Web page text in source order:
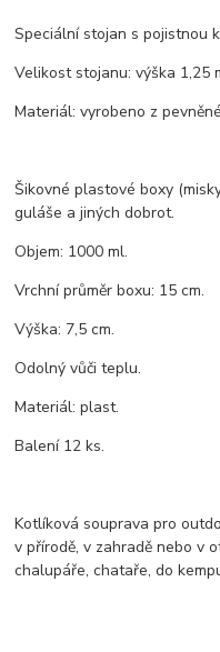
Speciální stojan s pojistnou
Velikost stojanu: výška 1,25
Materiál: vyrobeno z
Šikovné plastové boxy
guláše a jiných dobrot.
Objem: 1000 ml.
Vrchní průměr boxu: 15 cm.
Výška: 7,5 cm.
Odolný vůči teplu.
Materiál: plast.
Balení 12 ks.
Kotlíková souprava pro
v přírodě, v zahradě nebo v
chalupáře, chataře, do